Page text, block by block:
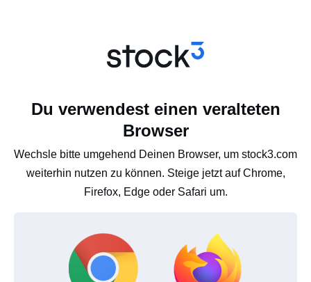
Du verwendest einen veralteten
Browser
Wechsle bitte umgehend Deinen Browser, um stock3.com
weiterhin nutzen zu können. Steige jetzt auf Chrome,
Firefox, Edge oder Safari um.